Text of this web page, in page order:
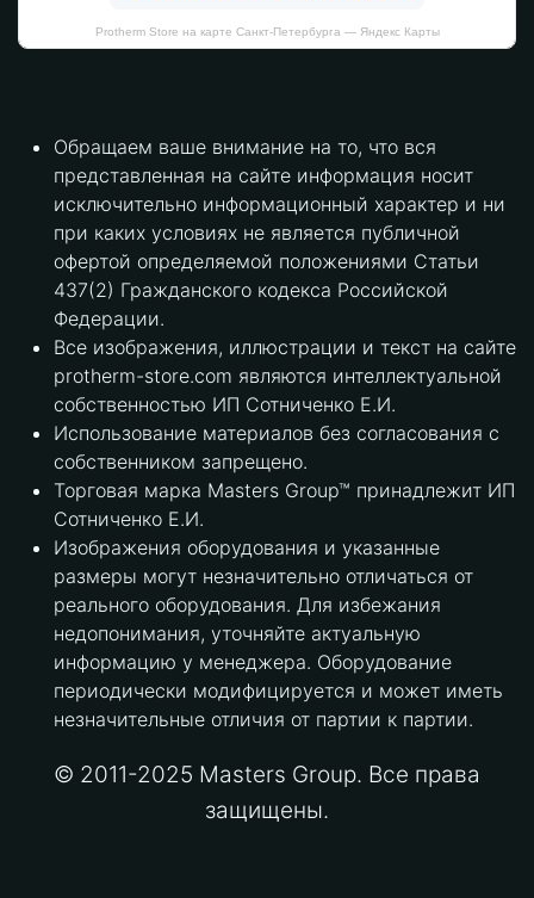
Protherm Store на карте Санкт‑Петербурга — Яндекс Карты
Обращаем ваше внимание на то, что вся
представленная на сайте информация носит
исключительно информационный характер и ни
при каких условиях не является публичной
офертой определяемой положениями Статьи
437(2) Гражданского кодекса Российской
Федерации.
Все изображения, иллюстрации и текст на сайте
protherm-store.com являются интеллектуальной
собственностью ИП Сотниченко Е.И.
Использование материалов без согласования с
собственником запрещено.
Торговая марка Masters Group™ принадлежит ИП
Сотниченко Е.И.
Изображения оборудования и указанные
размеры могут незначительно отличаться от
реального оборудования. Для избежания
недопонимания, уточняйте актуальную
информацию у менеджера. Оборудование
периодически модифицируется и может иметь
незначительные отличия от партии к партии.
© 2011-2025 Masters Group. Все права
защищены.